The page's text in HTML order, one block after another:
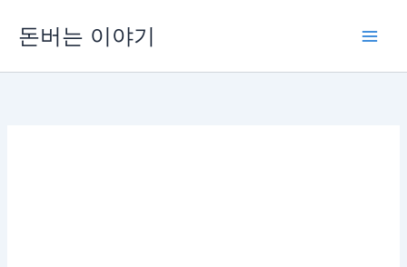
로
돈버는 이야기